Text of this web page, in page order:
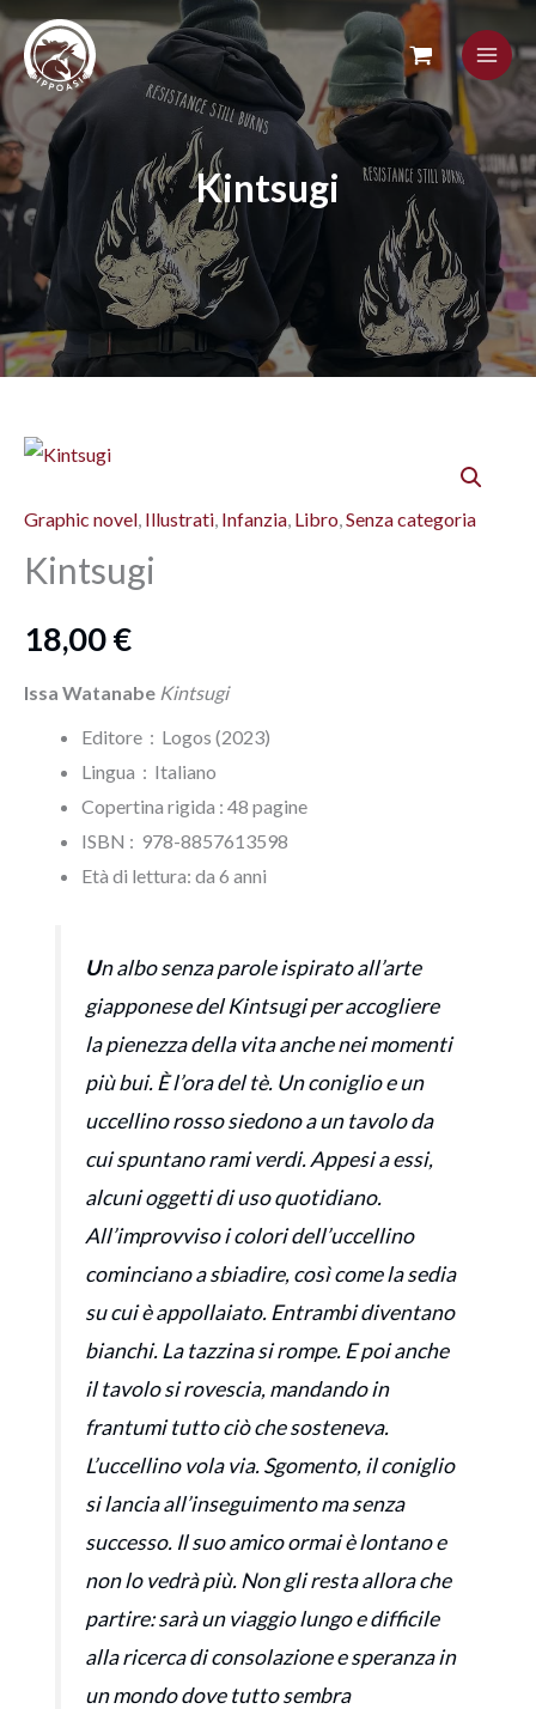
Skip
to
content
Kintsugi
Graphic novel, Illustrati, Infanzia, Libro,Senza categoria
Kintsugi
18,00€
Issa Watanabe Kintsugi
Editore ‏ : ‎ Logos (2023)
Lingua ‏ : ‎ Italiano
Copertina rigida : ‎48 pagine
ISBN‏ : ‎ 978-8857613598
Età di lettura: da 6 anni
Un albo senza parole ispirato all’arte
giapponese del Kintsugi per accogliere
la pienezza della vita anche nei momenti
più bui. È l’ora del tè. Un coniglio e un
uccellino rosso siedono a un tavolo da
cui spuntano rami verdi. Appesi a essi,
alcuni oggetti di uso quotidiano.
All’improvviso i colori dell’uccellino
cominciano a sbiadire, così come la sedia
su cui è appollaiato. Entrambi diventano
bianchi. La tazzina si rompe. E poi anche
il tavolo si rovescia, mandando in
frantumi tutto ciò che sosteneva.
L’uccellino vola via. Sgomento, il coniglio
si lancia all’inseguimento ma senza
successo. Il suo amico ormai è lontano e
non lo vedrà più. Non gli resta allora che
partire: sarà un viaggio lungo e difficile
alla ricerca di consolazione e speranza in
un mondo dove tutto sembra